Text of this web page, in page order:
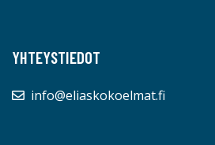
YHTEYSTIEDOT
info@eliaskokoelmat.fi